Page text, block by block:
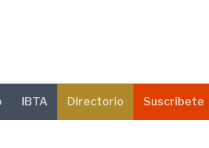
IBTA Directorio Suscríbete